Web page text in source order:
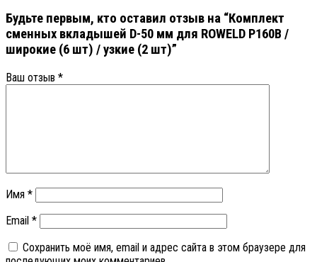
Будьте первым, кто оставил отзыв на “Комплект
сменных вкладышей D-50 мм для ROWELD Р160В /
широкие (6 шт) / узкие (2 шт)”
Ваш отзыв *
Имя *
Email *
Сохранить моё имя, email и адрес сайта в этом браузере для